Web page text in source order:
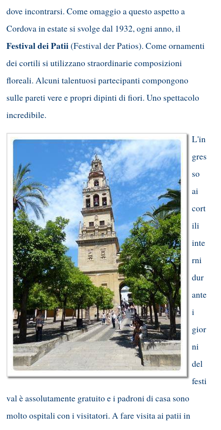
dove incontrarsi. Come omaggio a questo aspetto a
Cordova in estate si svolge dal 1932, ogni anno, il
Festival dei Patii(Festival der Patios). Come ornamenti
dei cortili si utilizzano straordinarie composizioni
floreali. Alcuni talentuosi partecipanti compongono
sulle pareti vere e propri dipinti di fiori. Uno spettacolo
incredibile.
L'in
gres
so
ai
cort
ili
inte
rni
dur
ante
i
gior
ni
del
festi
val è assolutamente gratuito e i padroni di casa sono
molto ospitali con i visitatori. A fare visita ai patii in